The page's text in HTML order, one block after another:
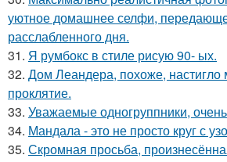
уютное домашнее селфи,
расслабленного дня.
31. Я румбокс в стиле рисую 90- ых.
32. Дом Леандера, похоже, настигло
проклятие.
33. Уважаемые одногруппники, очень
34. Мандала - это не просто круг с
35. Скромная просьба,